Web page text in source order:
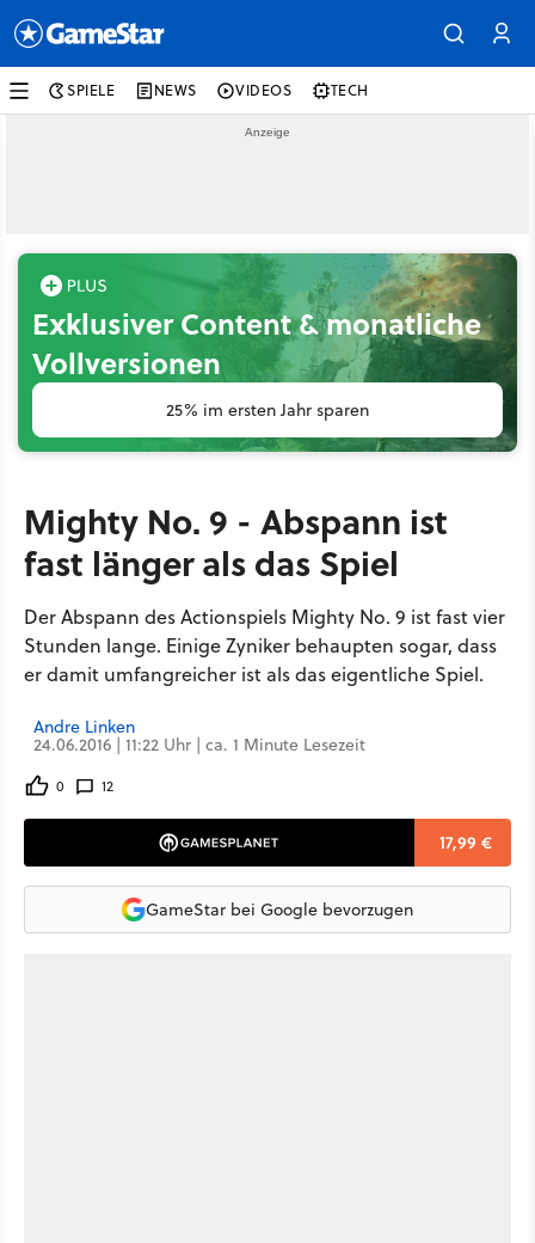
SPIELE NEWS VIDEOS TECH
Exklusiver Content & monatliche
Vollversionen
25% im ersten Jahr sparen
Mighty No. 9 - Abspann ist
fast länger als das Spiel
Der Abspann des Actionspiels Mighty No. 9 ist fast vier
Stunden lange. Einige Zyniker behaupten sogar, dass
er damit umfangreicher ist als das eigentliche Spiel.
Andre Linken
24.06.2016 | 11:22 Uhr | ca. 1 Minute Lesezeit
0 12
17,99 €
GameStar bei Google bevorzugen